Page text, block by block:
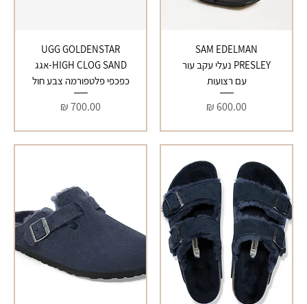
SAM EDELMAN
PRESLEY נעלי עקב עור
עם רצועות
מחיר
UGG GOLDENSTAR
HIGH CLOG SAND-אגג
כפכפי פלטפורמה צבע חול
מחיר